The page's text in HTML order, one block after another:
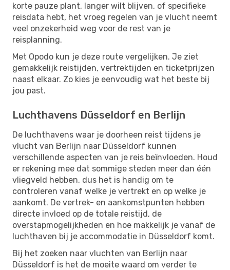
korte pauze plant, langer wilt blijven, of specifieke
reisdata hebt, het vroeg regelen van je vlucht neemt
veel onzekerheid weg voor de rest van je
reisplanning.
Met Opodo kun je deze route vergelijken. Je ziet
gemakkelijk reistijden, vertrektijden en ticketprijzen
naast elkaar. Zo kies je eenvoudig wat het beste bij
jou past.
Luchthavens Düsseldorf en Berlijn
De luchthavens waar je doorheen reist tijdens je
vlucht van Berlijn naar Düsseldorf kunnen
verschillende aspecten van je reis beïnvloeden. Houd
er rekening mee dat sommige steden meer dan één
vliegveld hebben, dus het is handig om te
controleren vanaf welke je vertrekt en op welke je
aankomt. De vertrek- en aankomstpunten hebben
directe invloed op de totale reistijd, de
overstapmogelijkheden en hoe makkelijk je vanaf de
luchthaven bij je accommodatie in Düsseldorf komt.
Bij het zoeken naar vluchten van Berlijn naar
Düsseldorf is het de moeite waard om verder te